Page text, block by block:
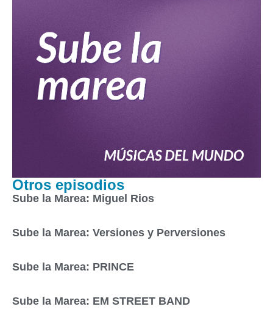
Otros episodios
Sube la Marea: Miguel Rios
Sube la Marea: Versiones y Perversiones
Sube la Marea: PRINCE
Sube la Marea: EM STREET BAND